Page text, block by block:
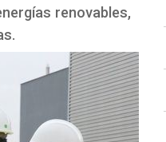
renovables,